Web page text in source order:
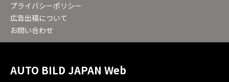
プライバシーポリシー
広告出稿について
お問い合わせ
AUTO BILD JAPAN Web